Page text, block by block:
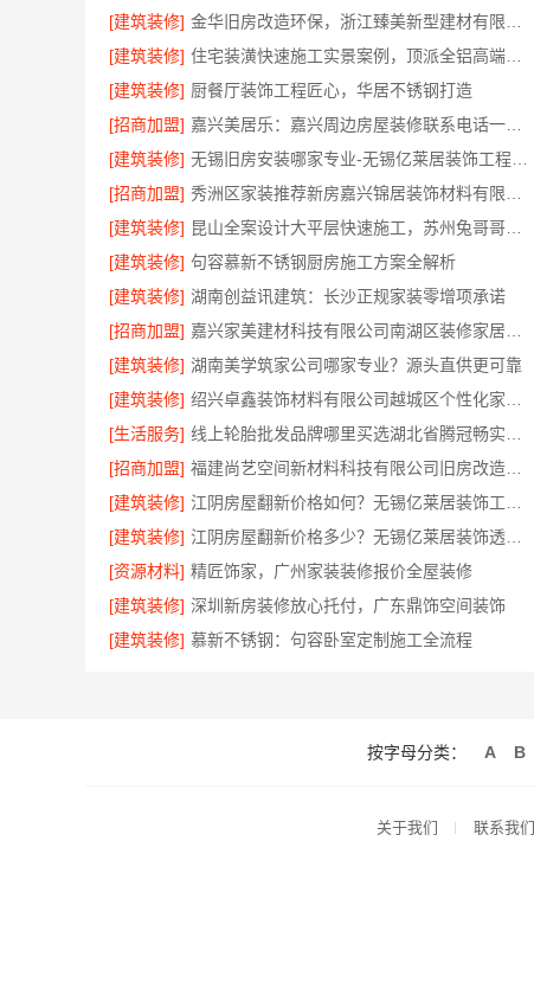
[建筑装修]
[建筑装修]
[建筑装修] 厨餐厅装饰工程匠心，华居不锈钢打造
[招商加盟]
[建筑装修]
[招商加盟]
[建筑装修]
[建筑装修] 句容慕新不锈钢厨房施工方案全解析
[建筑装修] 湖南创益讯建筑：长沙正规家装零增项承诺
[招商加盟]
[建筑装修] 湖南美学筑家公司哪家专业？源头直供更可靠
[建筑装修]
[生活服务]
[招商加盟]
[建筑装修]
[建筑装修]
[资源材料] 精匠饰家，广州家装装修报价全屋装修
[建筑装修] 深圳新房装修放心托付，广东鼎饰空间装饰
[建筑装修] 慕新不锈钢：句容卧室定制施工全流程
按字母分类： A B
关于我们 联系我们